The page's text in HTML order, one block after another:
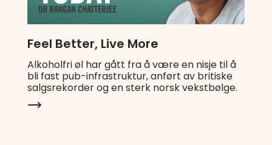
Feel Better, Live More
Alkoholfri øl har gått fra å være en nisje til å
bli fast pub-infrastruktur, anført av britiske
salgsrekorder og en sterk norsk vekstbølge.